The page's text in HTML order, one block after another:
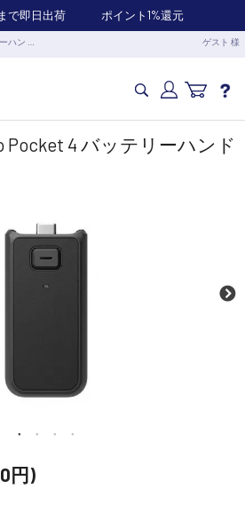
で即日出荷 ポイント1%還元
ハン … ゲスト 様
家電
業務用ドローン・業務関連製品
生のお客様
Pocket 4 バッテリーハンド
円)